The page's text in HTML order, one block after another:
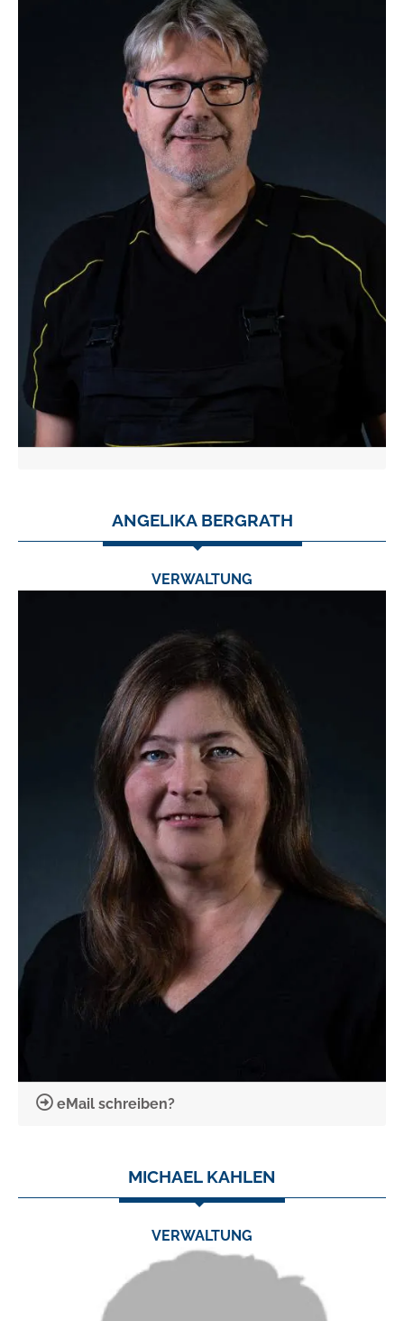
TEL.: 02403 / 79060
TEL.: 0 24 03 / 79 06 0
FAX:
0 24 03 / 79 06 23
ANGELIKA BERGRATH
VERWALTUNG
eMail schreiben?
MICHAEL KAHLEN
VERWALTUNG